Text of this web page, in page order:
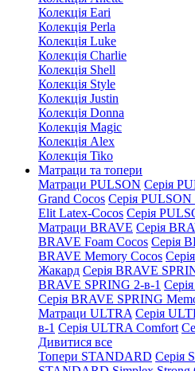
Колекція Eari
Колекція Perla
Колекція Luke
Колекція Charlie
Колекція Shell
Колекція Style
Колекція Justin
Колекція Donna
Колекція Magic
Колекція Alex
Колекція Tiko
Матраци та топери
Матраци PULSON Серія
Grand Cocos Серія
Elit Latex-Cocos Серія
Матраци BRAVE Серія
BRAVE Foam Cocos Серія
BRAVE Memory Cocos
Жакард Серія BRAVE
BRAVE SPRING 2-в-1
Серія BRAVE SPRING
Матраци ULTRA Серія
в-1 Серія ULTRA Comfort
Дивитися все
Топери STANDARD Серія